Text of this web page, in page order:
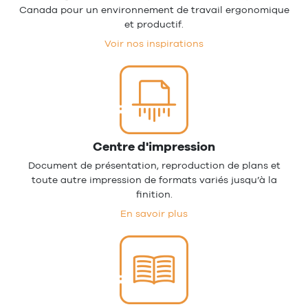
Canada pour un environnement de travail ergonomique
et productif.
Voir nos inspirations
Centre d'impression
Document de présentation, reproduction de plans et
toute autre impression de formats variés jusqu’à la
finition.
En savoir plus